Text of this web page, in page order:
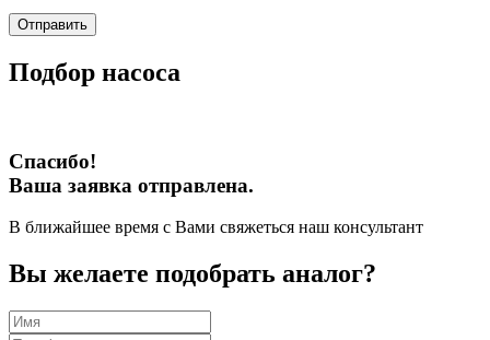
Отправить
Подбор насоса
Спасибо!
Ваша заявка отправлена.
В ближайшее время с Вами свяжеться наш консультант
Вы желаете подобрать аналог?